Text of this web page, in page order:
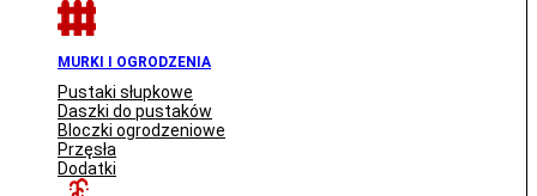
MURKI I OGRODZENIA
Pustaki słupkowe
Daszki do pustaków
Bloczki ogrodzeniowe
Przęsła
Dodatki